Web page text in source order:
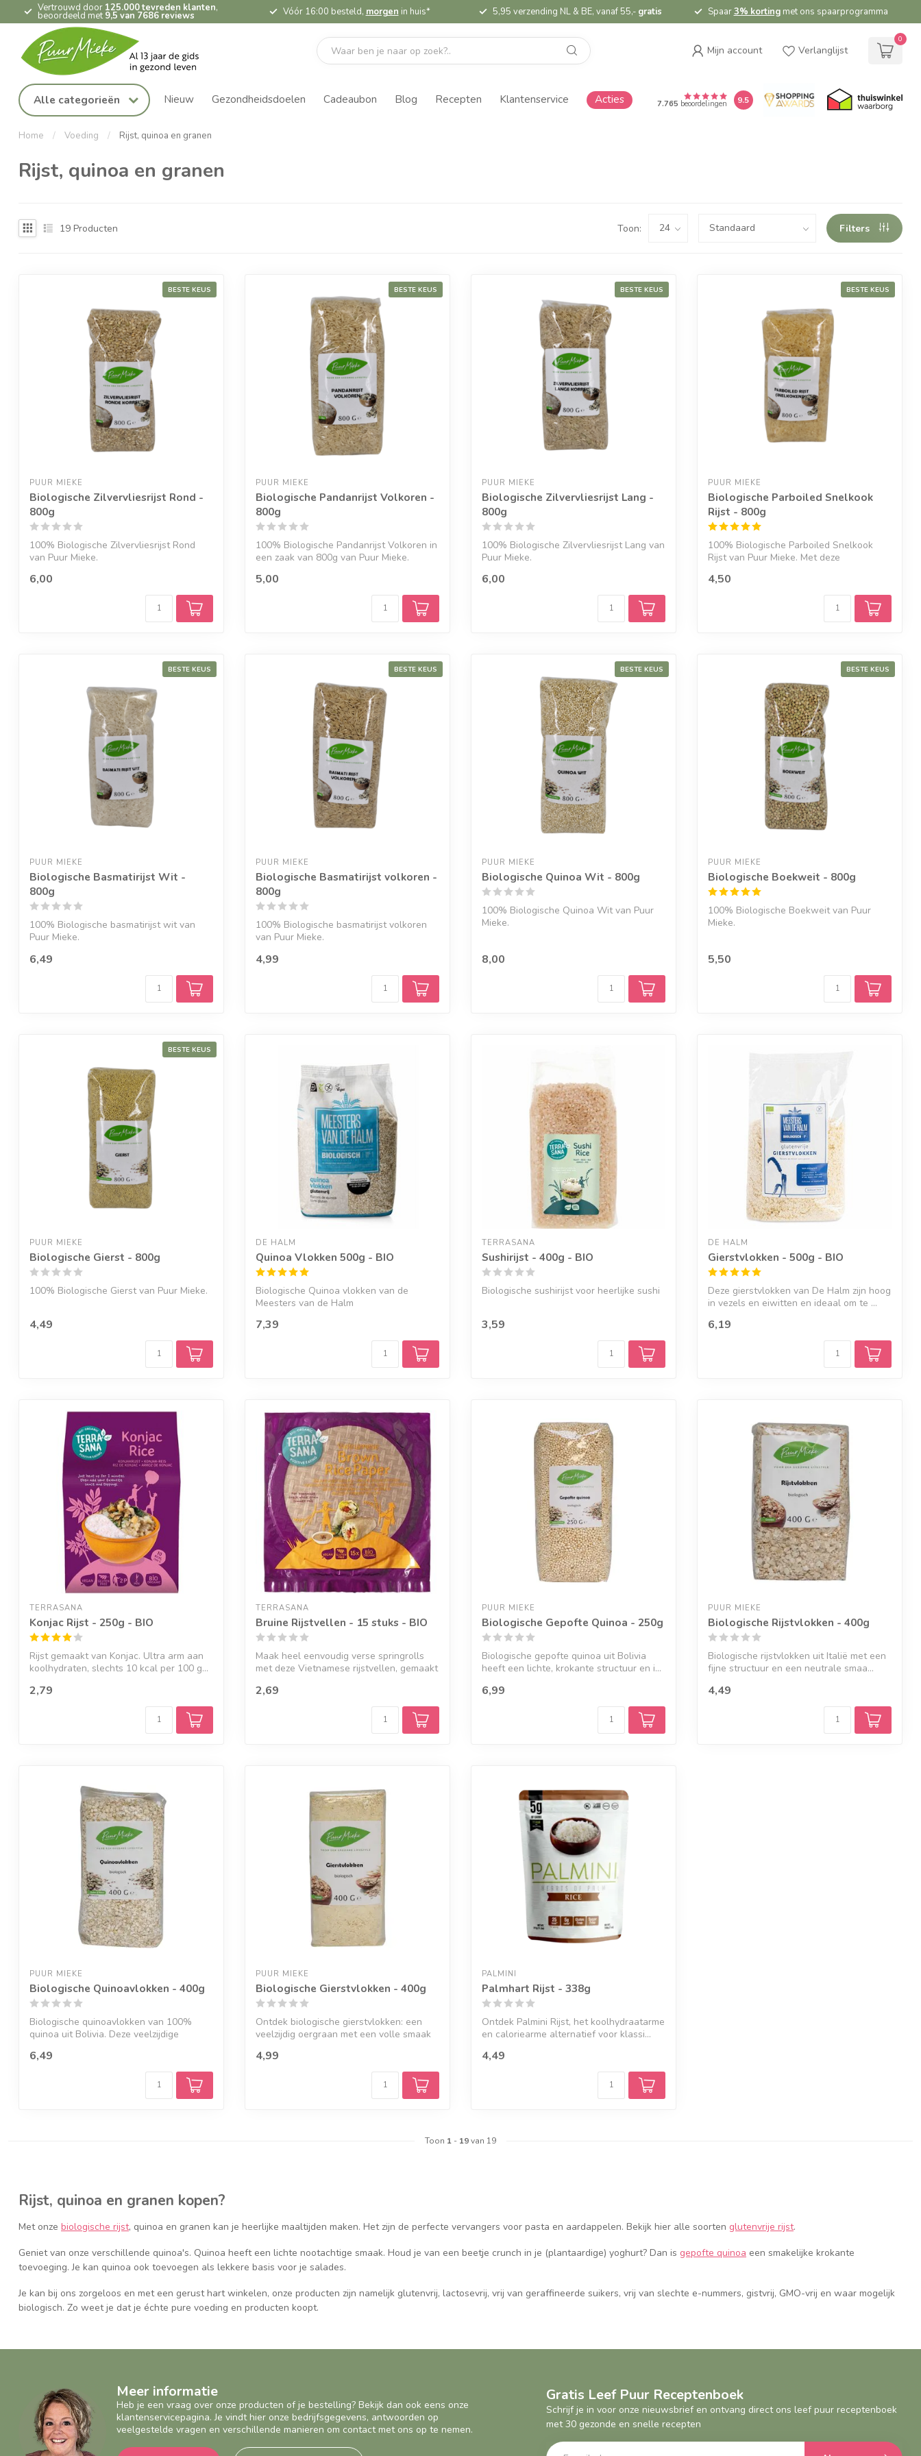
Vertrouwd door 125.000 tevreden klanten,
beoordeeld met 9,5 van 7686 reviews Vóór 16:00 besteld, morgen in huis* 5,95 verzending NL & BE, vanaf 55,- gratis Spaar3% kortingmet ons spaarprogramma
Mijn account Verlanglijst
0
Alle categorieën Nieuw Gezondheidsdoelen Cadeaubon Blog Recepten Klantenservice Acties 7.765 beoordelingen 9.5
Home / Voeding / Rijst, quinoa en granen
Rijst, quinoa en granen
19 Producten Toon: Filters
BESTE KEUS
PUUR MIEKE
Biologische Zilvervliesrijst Rond -
800g
100% Biologische Zilvervliesrijst Rond
van Puur Mieke.
6,00
BESTE KEUS
PUUR MIEKE
Biologische Pandanrijst Volkoren -
800g
100% Biologische Pandanrijst Volkoren in
een zaak van 800g van Puur Mieke.
5,00
BESTE KEUS
PUUR MIEKE
Biologische Zilvervliesrijst Lang -
800g
100% Biologische Zilvervliesrijst Lang van
Puur Mieke.
6,00
BESTE KEUS
PUUR MIEKE
Biologische Parboiled Snelkook
Rijst - 800g
100% Biologische Parboiled Snelkook
Rijst van Puur Mieke. Met deze
4,50
BESTE KEUS
PUUR MIEKE
Biologische Basmatirijst Wit -
800g
100% Biologische basmatirijst wit van
Puur Mieke.
6,49
BESTE KEUS
PUUR MIEKE
Biologische Basmatirijst volkoren -
800g
100% Biologische basmatirijst volkoren
van Puur Mieke.
4,99
BESTE KEUS
PUUR MIEKE
Biologische Quinoa Wit - 800g
100% Biologische Quinoa Wit van Puur
Mieke.
8,00
BESTE KEUS
PUUR MIEKE
Biologische Boekweit - 800g
100% Biologische Boekweit van Puur
Mieke.
5,50
BESTE KEUS
PUUR MIEKE
Biologische Gierst - 800g
100% Biologische Gierst van Puur Mieke.
4,49
DE HALM
Quinoa Vlokken 500g - BIO
Biologische Quinoa vlokken van de
Meesters van de Halm
7,39
TERRASANA
Sushirijst - 400g - BIO
Biologische sushirijst voor heerlijke sushi
3,59
DE HALM
Gierstvlokken - 500g - BIO
Deze gierstvlokken van De Halm zijn hoog
in vezels en eiwitten en ideaal om te ...
6,19
TERRASANA
Konjac Rijst - 250g - BIO
Rijst gemaakt van Konjac. Ultra arm aan
koolhydraten, slechts 10 kcal per 100 g...
2,79
TERRASANA
Bruine Rijstvellen - 15 stuks - BIO
Maak heel eenvoudig verse springrolls
met deze Vietnamese rijstvellen, gemaakt
2,69
PUUR MIEKE
Biologische Gepofte Quinoa - 250g
Biologische gepofte quinoa uit Bolivia
heeft een lichte, krokante structuur en i...
6,99
PUUR MIEKE
Biologische Rijstvlokken - 400g
Biologische rijstvlokken uit Italië met een
fijne structuur en een neutrale smaa...
4,49
PUUR MIEKE
Biologische Quinoavlokken - 400g
Biologische quinoavlokken van 100%
quinoa uit Bolivia. Deze veelzijdige
6,49
PUUR MIEKE
Biologische Gierstvlokken - 400g
Ontdek biologische gierstvlokken: een
veelzijdig oergraan met een volle smaak
4,99
PALMINI
Palmhart Rijst - 338g
Ontdek Palmini Rijst, het koolhydraatarme
en caloriearme alternatief voor klassi...
4,49
Toon 1 - 19van 19
Rijst, quinoa en granen kopen?
Met onze biologische rijst, quinoa en granen kan je heerlijke maaltijden maken. Het zijn de perfecte vervangers voor pasta en aardappelen. Bekijk hier alle soorten glutenvrije rijst.
Geniet van onze verschillende quinoa's. Quinoa heeft een lichte nootachtige smaak. Houd je van een beetje crunch in je (plantaardige) yoghurt? Dan is gepofte quinoa een smakelijke krokante
toevoeging. Je kan quinoa ook toevoegen als lekkere basis voor je salades.
Je kan bij ons zorgeloos en met een gerust hart winkelen, onze producten zijn namelijk glutenvrij, lactosevrij, vrij van geraffineerde suikers, vrij van slechte e-nummers, gistvrij, GMO-vrij en waar mogelijk
biologisch. Zo weet je dat je échte pure voeding en producten koopt.
Meer informatie
Heb je een vraag over onze producten of je bestelling? Bekijk dan ook eens onze
klantenservicepagina. Je vindt hier onze bedrijfsgegevens, antwoorden op
veelgestelde vragen en verschillende manieren om contact met ons op te nemen.
Gratis Leef Puur Receptenboek
Schrijf je in voor onze nieuwsbrief en ontvang direct ons leef puur receptenboek
met 30 gezonde en snelle recepten